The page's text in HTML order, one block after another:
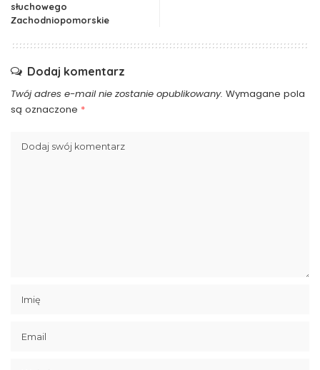
słuchowego
Zachodniopomorskie
Dodaj komentarz
Twój adres e-mail nie zostanie opublikowany. Wymagane pola
są oznaczone *